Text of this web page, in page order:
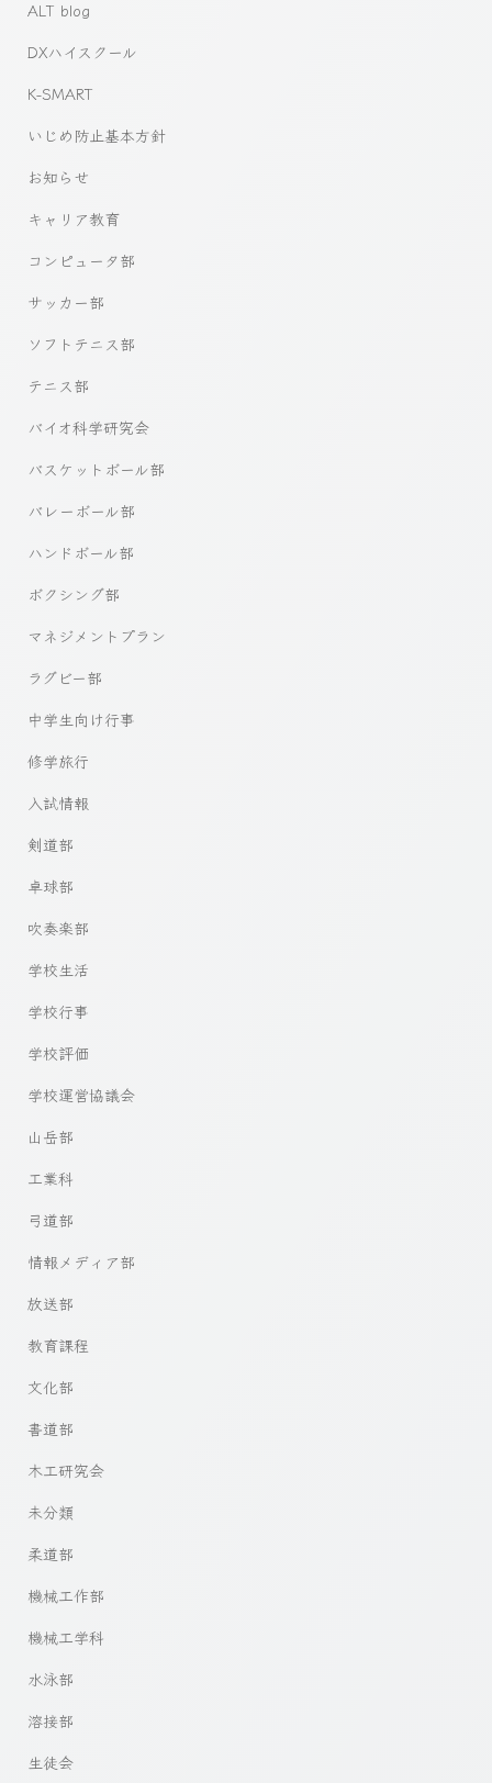
ALT blog
DXハイスクール
K-SMART
いじめ防止基本方針
お知らせ
キャリア教育
コンピュータ部
サッカー部
ソフトテニス部
テニス部
バイオ科学研究会
バスケットボール部
バレーボール部
ハンドボール部
ボクシング部
マネジメントプラン
ラグビー部
中学生向け行事
修学旅行
入試情報
剣道部
卓球部
吹奏楽部
学校生活
学校行事
学校評価
学校運営協議会
山岳部
工業科
弓道部
情報メディア部
放送部
教育課程
文化部
書道部
木工研究会
未分類
柔道部
機械工作部
機械工学科
水泳部
溶接部
生徒会